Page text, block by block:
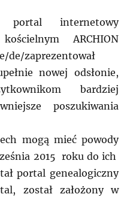
portal internetowy
ARCHION
de/zaprezentował
nowej odsłonie,
bardziej
poszukiwania
mogą mieć powody
2015 roku do ich
portal genealogiczny
został założony w